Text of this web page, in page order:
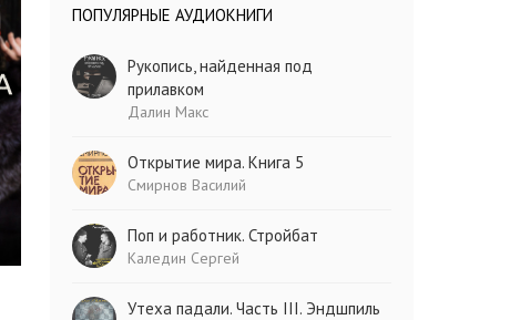
ПОПУЛЯРНЫЕ АУДИОКНИГИ
Рукопись, найденная под
прилавком
Далин Макс
Открытие мира. Книга 5
Смирнов Василий
Поп и работник. Стройбат
Каледин Сергей
Утеха падали. Часть III. Эндшпиль